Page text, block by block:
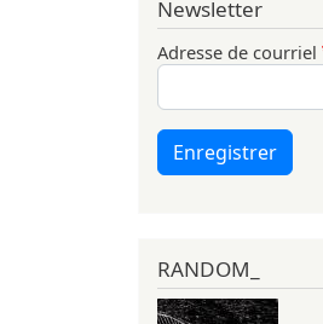
Newsletter
Adresse de courriel
Enregistrer
RANDOM_